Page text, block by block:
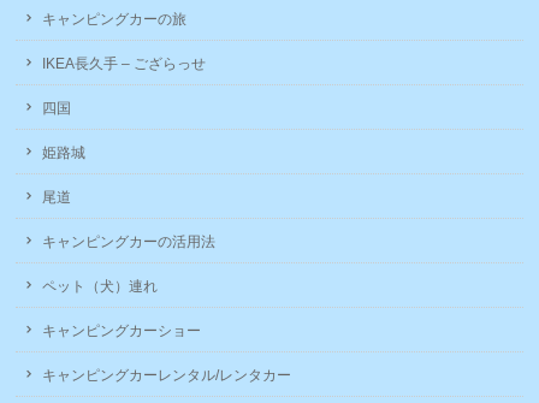
キャンピングカーの旅
IKEA長久手 – ござらっせ
四国
姫路城
尾道
キャンピングカーの活用法
ペット（犬）連れ
キャンピングカーショー
キャンピングカーレンタル/レンタカー